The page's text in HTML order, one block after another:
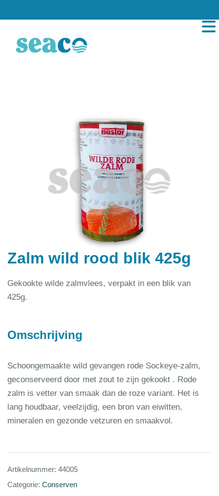
Zalm wild rood blik 425g
Gekookte wilde zalmvlees, verpakt in een blik van
425g.
Omschrijving
Schoongemaakte wild gevangen rode Sockeye-zalm,
geconserveerd door met zout te zijn gekookt . Rode
zalm is vetter van smaak dan de roze variant. Het is
lang houdbaar, veelzijdig, een bron van eiwitten,
mineralen en gezonde vetzuren en smaakvol.
Artikelnummer: 44005
Categorie: Conserven